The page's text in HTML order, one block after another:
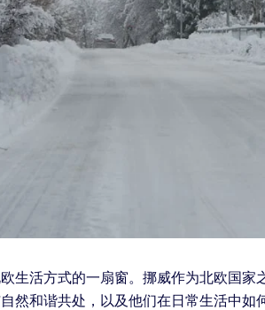
生活方式的一扇窗。挪威作为北欧国
然和谐共处，以及他们在日常生活中